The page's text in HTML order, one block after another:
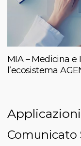
MIA – Medicina
l’ecosistema
Applicazioni
Comunicato